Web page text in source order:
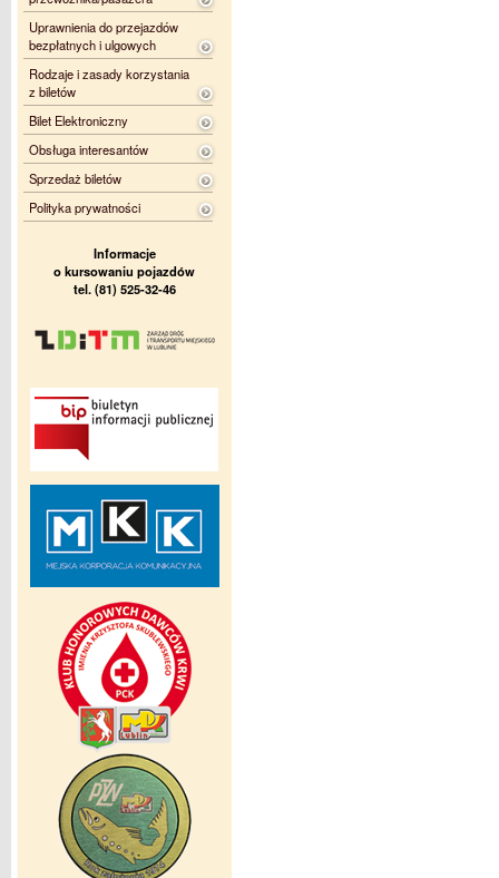
Uprawnienia do przejazdów
bezpłatnych i ulgowych
Rodzaje i zasady korzystania
z biletów
Bilet Elektroniczny
Obsługa interesantów
Sprzedaż biletów
Polityka prywatności
Informacje
o kursowaniu pojazdów
tel. (81) 525-32-46